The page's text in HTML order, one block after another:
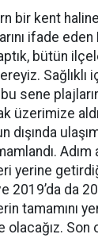
bir kent
ifade eden
bütün
Sağlıklı
sene
üzerimize
dışında
yerine
2019’da da
tamamını
olacağız. Son